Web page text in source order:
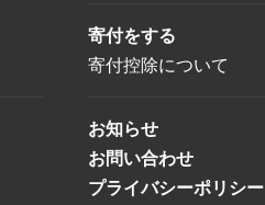
寄付をする
寄付控除について
お知らせ
お問い合わせ
プライバシーポリシー